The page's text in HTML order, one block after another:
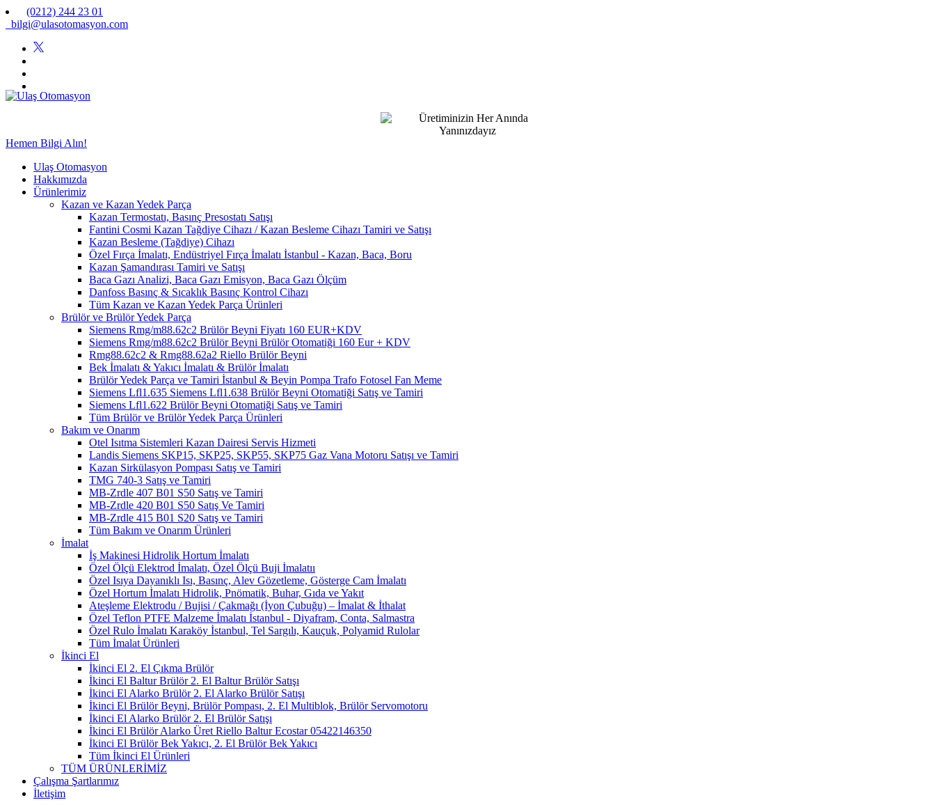
(0212) 244 23 01
bilgi@ulasotomasyon.com
Hemen Bilgi Alın!
Ulaş Otomasyon
Hakkımızda
Ürünlerimiz
Kazan ve Kazan Yedek Parça
Kazan Termostatı, Basınç Presostatı Satışı
Fantini Cosmi Kazan Tağdiye Cihazı / Kazan Besleme Cihazı Tamiri ve Satışı
Kazan Besleme (Tağdiye) Cihazı
Özel Fırça İmalatı, Endüstriyel Fırça İmalatı İstanbul - Kazan, Baca, Boru
Kazan Şamandırası Tamiri ve Satışı
Baca Gazı Analizi, Baca Gazı Emisyon, Baca Gazı Ölçüm
Danfoss Basınç & Sıcaklık Basınç Kontrol Cihazı
Tüm Kazan ve Kazan Yedek Parça Ürünleri
Brülör ve Brülör Yedek Parça
Siemens Rmg/m88.62c2 Brülör Beyni Fiyatı 160 EUR+KDV
Siemens Rmg/m88.62c2 Brülör Beyni Brülör Otomatiği 160 Eur + KDV
Rmg88.62c2 & Rmg88.62a2 Riello Brülör Beyni
Bek İmalatı & Yakıcı İmalatı & Brülör İmalatı
Brülör Yedek Parça ve Tamiri İstanbul & Beyin Pompa Trafo Fotosel Fan Meme
Siemens Lfl1.635 Siemens Lfl1.638 Brülör Beyni Otomatiği Satış ve Tamiri
Siemens Lfl1.622 Brülör Beyni Otomatiği Satış ve Tamiri
Tüm Brülör ve Brülör Yedek Parça Ürünleri
Bakım ve Onarım
Otel Isıtma Sistemleri Kazan Dairesi Servis Hizmeti
Landis Siemens SKP15, SKP25, SKP55, SKP75 Gaz Vana Motoru Satışı ve Tamiri
Kazan Sirkülasyon Pompası Satış ve Tamiri
TMG 740-3 Satış ve Tamiri
MB-Zrdle 407 B01 S50 Satış ve Tamiri
MB-Zrdle 420 B01 S50 Satış Ve Tamiri
MB-Zrdle 415 B01 S20 Satış ve Tamiri
Tüm Bakım ve Onarım Ürünleri
İmalat
İş Makinesi Hidrolik Hortum İmalatı
Özel Ölçü Elektrod İmalatı, Özel Ölçü Buji İmalatıı
Özel Isıya Dayanıklı Isı, Basınç, Alev Gözetleme, Gösterge Cam İmalatı
Özel Hortum İmalatı Hidrolik, Pnömatik, Buhar, Gıda ve Yakıt
Ateşleme Elektrodu / Bujisi / Çakmağı (İyon Çubuğu) – İmalat & İthalat
Özel Teflon PTFE Malzeme İmalatı İstanbul - Diyafram, Conta, Salmastra
Özel Rulo İmalatı Karaköy İstanbul, Tel Sargılı, Kauçuk, Polyamid Rulolar
Tüm İmalat Ürünleri
İkinci El
İkinci El 2. El Çıkma Brülör
İkinci El Baltur Brülör 2. El Baltur Brülör Satışı
İkinci El Alarko Brülör 2. El Alarko Brülör Satışı
İkinci El Brülör Beyni, Brülör Pompası, 2. El Multiblok, Brülör Servomotoru
İkinci El Alarko Brülör 2. El Brülör Satışı
İkinci El Brülör Alarko Üret Riello Baltur Ecostar 05422146350
İkinci El Brülör Bek Yakıcı, 2. El Brülör Bek Yakıcı
Tüm İkinci El Ürünleri
TÜM ÜRÜNLERİMİZ
Çalışma Şartlarımız
İletişim